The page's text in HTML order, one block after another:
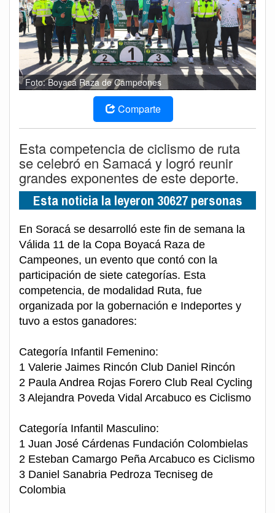
Foto: Boyacá Raza de Campeones
Comparte
Esta competencia de ciclismo de ruta
se celebró en Samacá y logró reunir
grandes exponentes de este deporte.
Esta noticia la leyeron 30627 personas
En Soracá se desarrolló este fin de semana la
Válida 11 de la Copa Boyacá Raza de
Campeones, un evento que contó con la
participación de siete categorías. Esta
competencia, de modalidad Ruta, fue
organizada por la gobernación e Indeportes y
tuvo a estos ganadores:
Categoría Infantil Femenino:
1 Valerie Jaimes Rincón Club Daniel Rincón
2 Paula Andrea Rojas Forero Club Real Cycling
3 Alejandra Poveda Vidal Arcabuco es Ciclismo
Categoría Infantil Masculino:
1 Juan José Cárdenas Fundación Colombielas
2 Esteban Camargo Peña Arcabuco es Ciclismo
3 Daniel Sanabria Pedroza Tecniseg de
Colombia